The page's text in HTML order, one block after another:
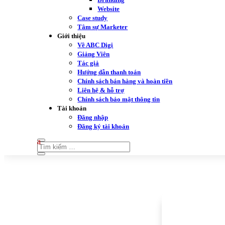
Website
Case study
Tâm sự Marketer
Giới thiệu
Về ABC Digi
Giảng Viên
Tác giả
Hướng dẫn thanh toán
Chính sách bán hàng và hoàn tiền
Liên hệ & hỗ trợ
Chính sách bảo mật thông tin
Tài khoản
Đăng nhập
Đăng ký tài khoản